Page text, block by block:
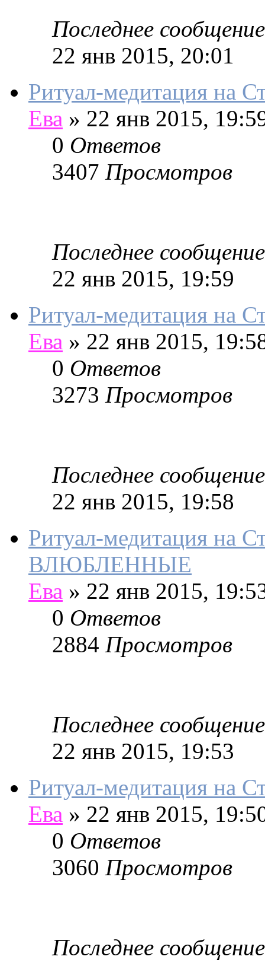
Последнее сообщение
22 янв 2015, 20:01
Ритуал-медитация на
Ева » 22 янв 2015,
0 Ответов
3407 Просмотров
Последнее сообщение
22 янв 2015, 19:59
Ритуал-медитация
Ева » 22 янв 2015,
0 Ответов
3273 Просмотров
Последнее сообщение
22 янв 2015, 19:58
Ритуал-медитация на
ВЛЮБЛЕННЫЕ
Ева » 22 янв 2015,
0 Ответов
2884 Просмотров
Последнее сообщение
22 янв 2015, 19:53
Ритуал-медитация
Ева » 22 янв 2015,
0 Ответов
3060 Просмотров
Последнее сообщение